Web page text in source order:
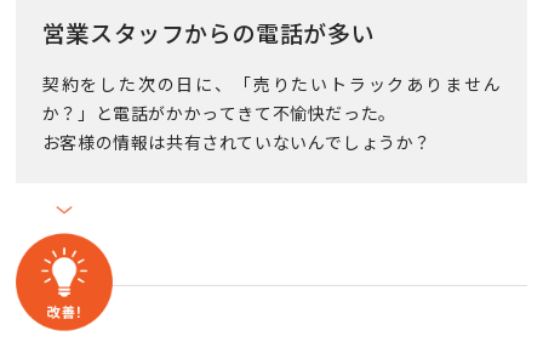
営業スタッフからの電話が多い
契約をした次の日に、「売りたいトラックありません
か？」と電話がかかってきて不愉快だった。
お客様の情報は共有されていないんでしょうか？